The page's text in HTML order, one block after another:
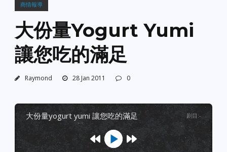
商情報導
大份量Yogurt Yumi
讓您吃的滿足
Raymond 28 Jan 2011 0
大份量yogurt yumi 讓您吃的滿足 剧目 :-